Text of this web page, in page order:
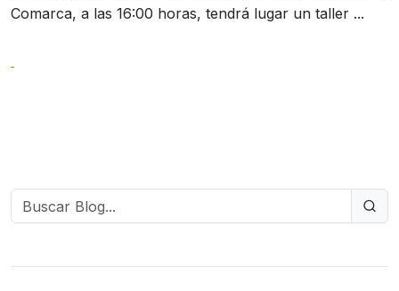
Comarca, a las 16:00 horas, tendrá lugar un taller ...